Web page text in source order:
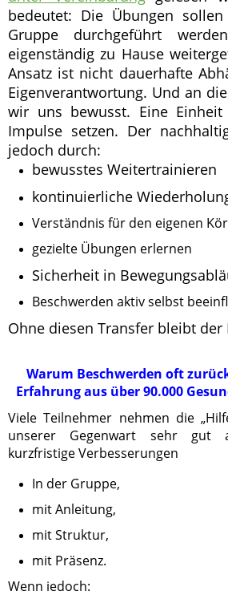
bedeutet: Die Übungen
Gruppe durchgeführt
eigenständig zu Hause
Ansatz ist nicht dauerhafte
Eigenverantwortung. Und an
wir uns bewusst. Eine
Impulse setzen. Der
jedoch durch:
bewusstes Weitertrainieren
kontinuierliche
Verständnis für den eigenen
gezielte Übungen erlernen
Sicherheit in
Beschwerden aktiv selbst
Ohne diesen Transfer bleibt der
Warum Beschwerden oft
Erfahrung aus über 90.000
Viele Teilnehmer nehmen die
unserer Gegenwart sehr gut
kurzfristige Verbesserungen
In der Gruppe,
mit Anleitung,
mit Struktur,
mit Präsenz.
Wenn jedoch: